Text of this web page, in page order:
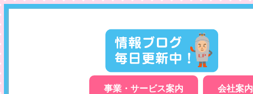
事業・サービス案内 会社案内